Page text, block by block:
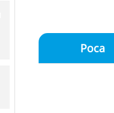
Роса